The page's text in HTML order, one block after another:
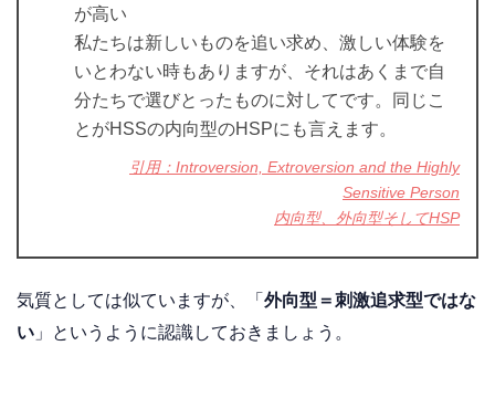
が高い
私たちは新しいものを追い求め、激しい体験を
いとわない時もありますが、それはあくまで自
分たちで選びとったものに対してです。同じこ
とがHSSの内向型のHSPにも言えます。
引用：Introversion, Extroversion and the Highly
Sensitive Person
内向型、外向型そしてHSP
気質としては似ていますが、「 外向型＝刺激追求型ではな
い 」というように認識しておきましょう。